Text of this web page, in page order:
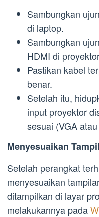
Sambungkan
di laptop.
Sambungkan
HDMI di
Pastikan kabel
benar.
Setelah itu,
input proyektor
sesuai (VGA
Menyesuaikan
Setelah perangkat
menyesuaikan
ditampilkan di layar
melakukannya pada